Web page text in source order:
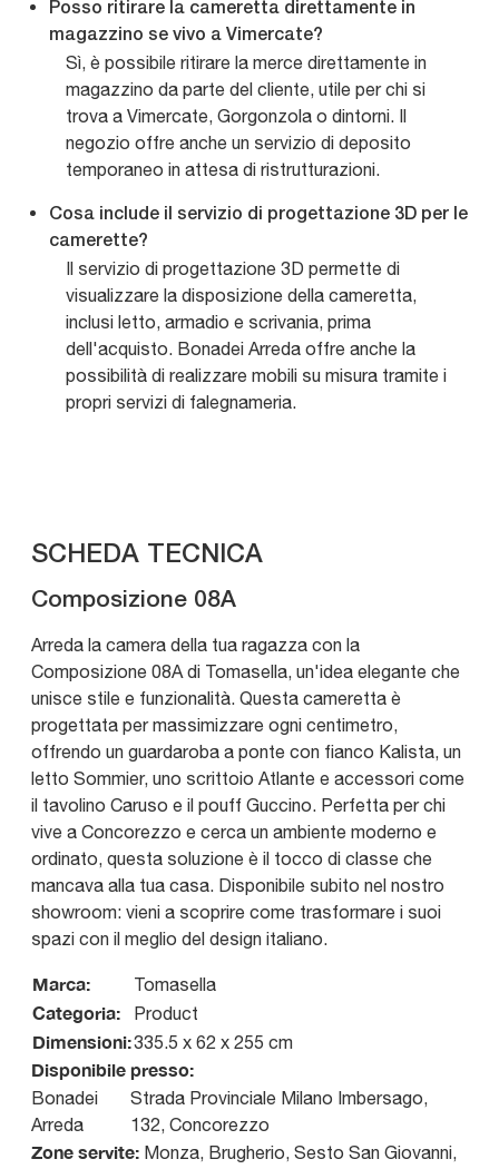
Posso ritirare la cameretta direttamente in
magazzino se vivo a Vimercate?
Sì, è possibile ritirare la merce direttamente in
magazzino da parte del cliente, utile per chi si
trova a Vimercate, Gorgonzola o dintorni. Il
negozio offre anche un servizio di deposito
temporaneo in attesa di ristrutturazioni.
Cosa include il servizio di progettazione 3D per le
camerette?
Il servizio di progettazione 3D permette di
visualizzare la disposizione della cameretta,
inclusi letto, armadio e scrivania, prima
dell'acquisto. Bonadei Arreda offre anche la
possibilità di realizzare mobili su misura tramite i
propri servizi di falegnameria.
SCHEDA TECNICA
Composizione 08A
Arreda la camera della tua ragazza con la
Composizione 08A di Tomasella, un'idea elegante che
unisce stile e funzionalità. Questa cameretta è
progettata per massimizzare ogni centimetro,
offrendo un guardaroba a ponte con fianco Kalista, un
letto Sommier, uno scrittoio Atlante e accessori come
il tavolino Caruso e il pouff Guccino. Perfetta per chi
vive a Concorezzo e cerca un ambiente moderno e
ordinato, questa soluzione è il tocco di classe che
mancava alla tua casa. Disponibile subito nel nostro
showroom: vieni a scoprire come trasformare i suoi
spazi con il meglio del design italiano.
Marca: Tomasella
Categoria: Product
Dimensioni:335.5 x 62 x 255 cm
Disponibile presso:
Bonadei
Arreda
Strada Provinciale Milano Imbersago,
132, Concorezzo
Zone servite: Monza, Brugherio, Sesto San Giovanni,